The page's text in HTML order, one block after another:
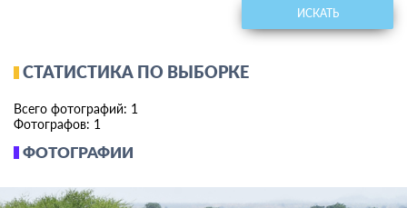
ФОТОГРАФИИ
ИСКАТЬ
СТАТИСТИКА ПО ВЫБОРКЕ
Всего фотографий: 1
Фотографов: 1